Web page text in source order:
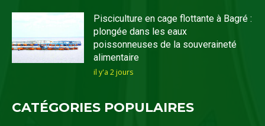
Pisciculture en cage flottante à Bagré :
plongée dans les eaux
poissonneuses de la souveraineté
alimentaire
il y'a 2 jours
CATÉGORIES POPULAIRES